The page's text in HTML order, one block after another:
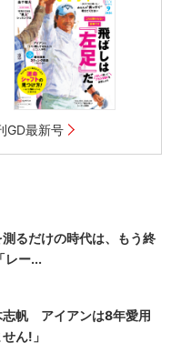
GD最新号
測るだけの時代は、もう終
レー...
志帆 アイアンは8年愛用
ん!」